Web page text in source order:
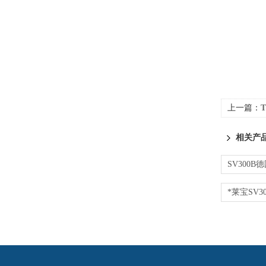
上一篇：
相关产